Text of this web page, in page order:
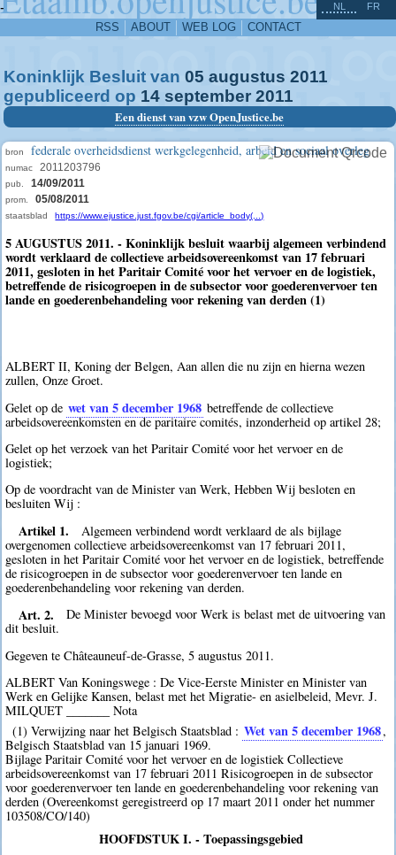
-
RSS ABOUT WEB LOG CONTACT
NL FR
Koninklijk Besluit van 05 augustus 2011
gepubliceerd op 14 september 2011
Een dienst van vzw OpenJustice.be
bron federale overheidsdienst werkgelegenheid, arbeid en sociaal overleg
numac 2011203796
pub. 14/09/2011
prom. 05/08/2011
staatsblad https://www.ejustice.just.fgov.be/cgi/article_body(...)
5 AUGUSTUS 2011. - Koninklijk besluit waarbij algemeen verbindend
wordt verklaard de collectieve arbeidsovereenkomst van 17 februari
2011, gesloten in het Paritair Comité voor het vervoer en de logistiek,
betreffende de risicogroepen in de subsector voor goederenvervoer ten
lande en goederenbehandeling voor rekening van derden (1)
ALBERT II, Koning der Belgen, Aan allen die nu zijn en hierna wezen
zullen, Onze Groet.
Gelet op de wet van 5 december 1968 betreffende de collectieve
arbeidsovereenkomsten en de paritaire comités, inzonderheid op artikel 28;
Gelet op het verzoek van het Paritair Comité voor het vervoer en de
logistiek;
Op de voordracht van de Minister van Werk, Hebben Wij besloten en
besluiten Wij :
Artikel 1.
Algemeen verbindend wordt verklaard de als bijlage
overgenomen collectieve arbeidsovereenkomst van 17 februari 2011,
gesloten in het Paritair Comité voor het vervoer en de logistiek, betreffende
de risicogroepen in de subsector voor goederenvervoer ten lande en
goederenbehandeling voor rekening van derden.
Art. 2.
De Minister bevoegd voor Werk is belast met de uitvoering van
dit besluit.
Gegeven te Châteauneuf-de-Grasse, 5 augustus 2011.
ALBERT Van Koningswege : De Vice-Eerste Minister en Minister van
Werk en Gelijke Kansen, belast met het Migratie- en asielbeleid, Mevr. J.
MILQUET _______ Nota
(1) Verwijzing naar het Belgisch Staatsblad : Wet van 5 december 1968,
Belgisch Staatsblad van 15 januari 1969.
Bijlage Paritair Comité voor het vervoer en de logistiek Collectieve
arbeidsovereenkomst van 17 februari 2011 Risicogroepen in de subsector
voor goederenvervoer ten lande en goederenbehandeling voor rekening van
derden (Overeenkomst geregistreerd op 17 maart 2011 onder het nummer
103508/CO/140)
HOOFDSTUK I. - Toepassingsgebied
^